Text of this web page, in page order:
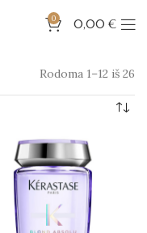
0 0,00 €
Rodoma 1–12 iš 26